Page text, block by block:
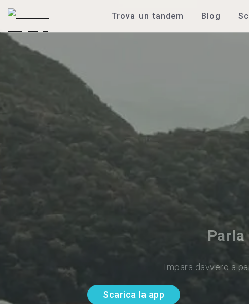
Trova un tandem Blog
Impara davvero a
Scarica la app